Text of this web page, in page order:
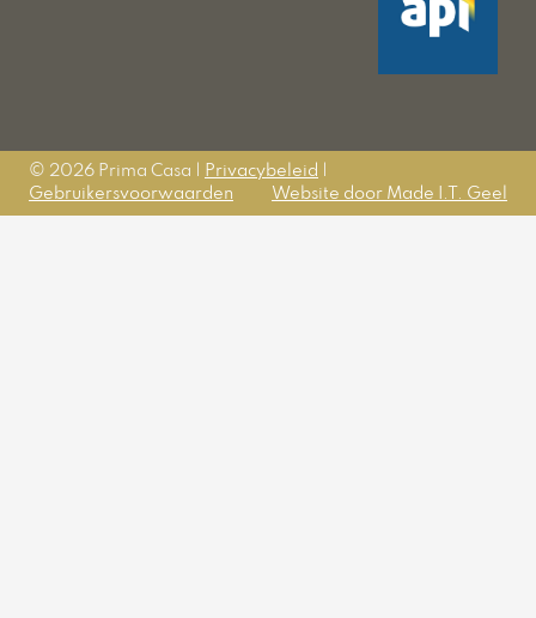
© 2026 Prima Casa | Privacybeleid
Gebruikersvoorwaarden
Website door Made I.T. Geel